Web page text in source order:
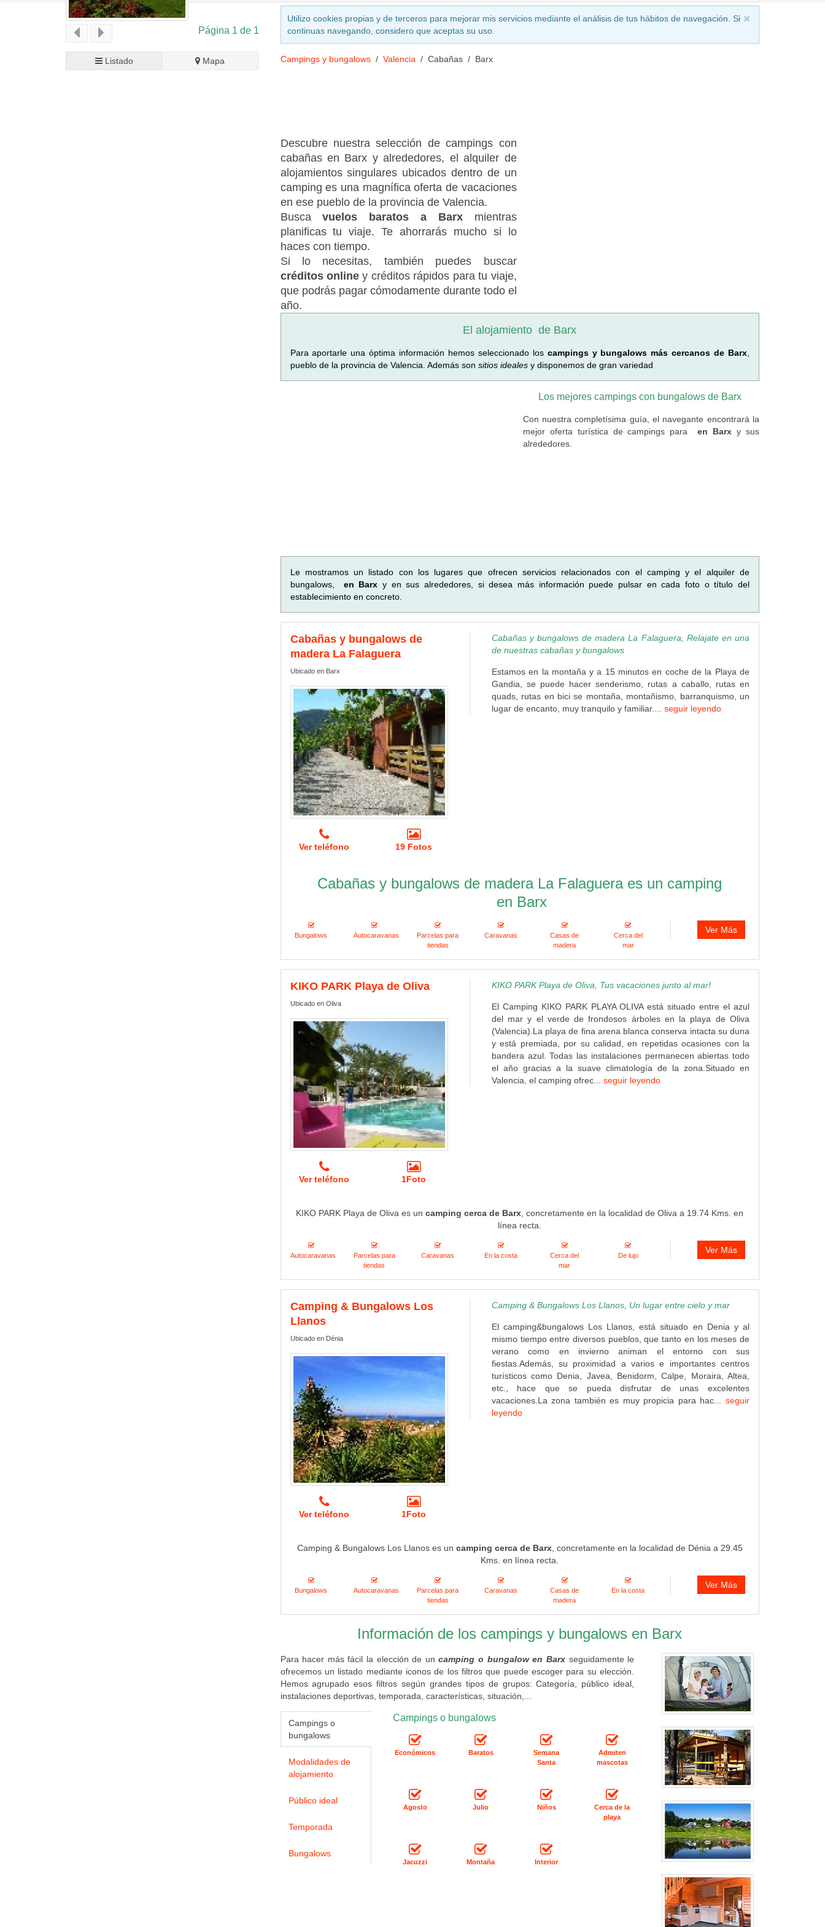
Página 1 de 1
Listado Mapa
Utilizo cookies propias y de terceros para mejorar mis servicios mediante el análisis de tus hábitos de navegación. Si
continuas navegando, considero que aceptas su uso.
Campings y bungalows Valencia Cabañas Barx
Descubre nuestra selección de campings con
cabañas en Barx y alrededores, el alquiler de
alojamientos singulares ubicados dentro de un
camping es una magnífica oferta de vacaciones
en ese pueblo de la provincia de Valencia.
Buscavuelos baratos a Barxmientras
planificas tu viaje. Te ahorrarás mucho si lo
haces con tiempo.
Si lo necesitas, también puedes buscar
créditos onliney créditos rápidos para tu viaje,
que podrás pagar cómodamente durante todo el
año.
El alojamiento de Barx
Para aportarle una óptima información hemos seleccionado los campings y bungalows más cercanos de Barx
pueblo de la provincia de Valencia. Además son sitios ideales y disponemos de gran variedad
Los mejores campings con bungalows de Barx
Con nuestra completísima guía, el navegante encontrará la
mejor oferta turística de campings para en Barx y sus
alrededores.
Le mostramos un listado con los lugares que ofrecen servicios relacionados con el camping y el alquiler de
bungalows,
en Barx y en sus alrededores, si desea más información puede pulsar en cada foto o título del
establecimiento en concreto.
Cabañas y bungalows de
madera La Falaguera
Ubicado en Barx
Ver teléfono 19 Fotos
Cabañas y bungalows de madera La Falaguera, Relajate en una
de nuestras cabañas y bungalows
Estamos en la montaña y a 15 minutos en coche de la Playa de
Gandia, se puede hacer senderismo, rutas a caballo, rutas en
quads, rutas en bici se montaña, montañismo, barranquismo, un
lugar de encanto, muy tranquilo y familiar.... seguir leyendo
Cabañas y bungalows de madera La Falaguera es un camping
en Barx
Bungalows Autocaravanas
Parcelas para
tiendas
Caravanas
Casas de
madera
Cerca del
mar
Ver Más
KIKO PARK Playa de Oliva
Ubicado en Oliva
Ver teléfono 1Foto
KIKO PARK Playa de Oliva, Tus vacaciones junto al mar!
El Camping KIKO PARK PLAYA OLIVA está situado entre el azul
del mar y el verde de frondosos árboles en la playa de Oliva
(Valencia).La playa de fina arena blanca conserva intacta su duna
y está premiada, por su calidad, en repetidas ocasiones con la
bandera azul. Todas las instalaciones permanecen abiertas todo
el año gracias a la suave climatología de la zona.Situado en
Valencia, el camping ofrec... seguir leyendo
KIKO PARK Playa de Oliva es uncamping cerca de Barx , concretamente en la localidad de Oliva a 19.74 Kms. en
línea recta.
Autocaravanas
Parcelas para
tiendas
Caravanas En la costa
Cerca del
mar
De lujo
Ver Más
Camping & Bungalows Los
Llanos
Ubicado en Dénia
Ver teléfono 1Foto
Camping & Bungalows Los Llanos, Un lugar entre cielo y mar
El camping&bungalows Los Llanos, está situado en Denia y al
mismo tiempo entre diversos pueblos, que tanto en los meses de
verano como en invierno animan el entorno con sus
fiestas.Además, su proximidad a varios e importantes centros
turísticos como Denia, Javea, Benidorm, Calpe, Moraira, Altea,
etc., hace que se pueda disfrutar de unas excelentes
vacaciones.La zona también es muy propicia para hac... seguir
leyendo
Camping & Bungalows Los Llanos es un camping cerca de Barx, concretamente en la localidad de Dénia a 29.45
Kms. en línea recta.
Bungalows Autocaravanas
Parcelas para
tiendas
Caravanas
Casas de
madera
En la costa
Ver Más
Información de los campings y bungalows en Barx
Para hacer más fácil la elección de uncamping o bungalow en Barxseguidamente le
ofrecemos un listado mediante iconos de los filtros que puede escoger para su elección.
Hemos agrupado esos filtros según grandes tipos de grupos: Categoría, público ideal,
instalaciones deportivas, temporada, características, situación,...
Campings o
bungalows
Modalidades de
alojamiento
Público ideal
Temporada
Bungalows
Campings o bungalows
Económicos Baratos
Semana
Santa
Admiten
mascotas
Agosto Julio Niños
Cerca de la
playa
Jacuzzi Montaña Interior